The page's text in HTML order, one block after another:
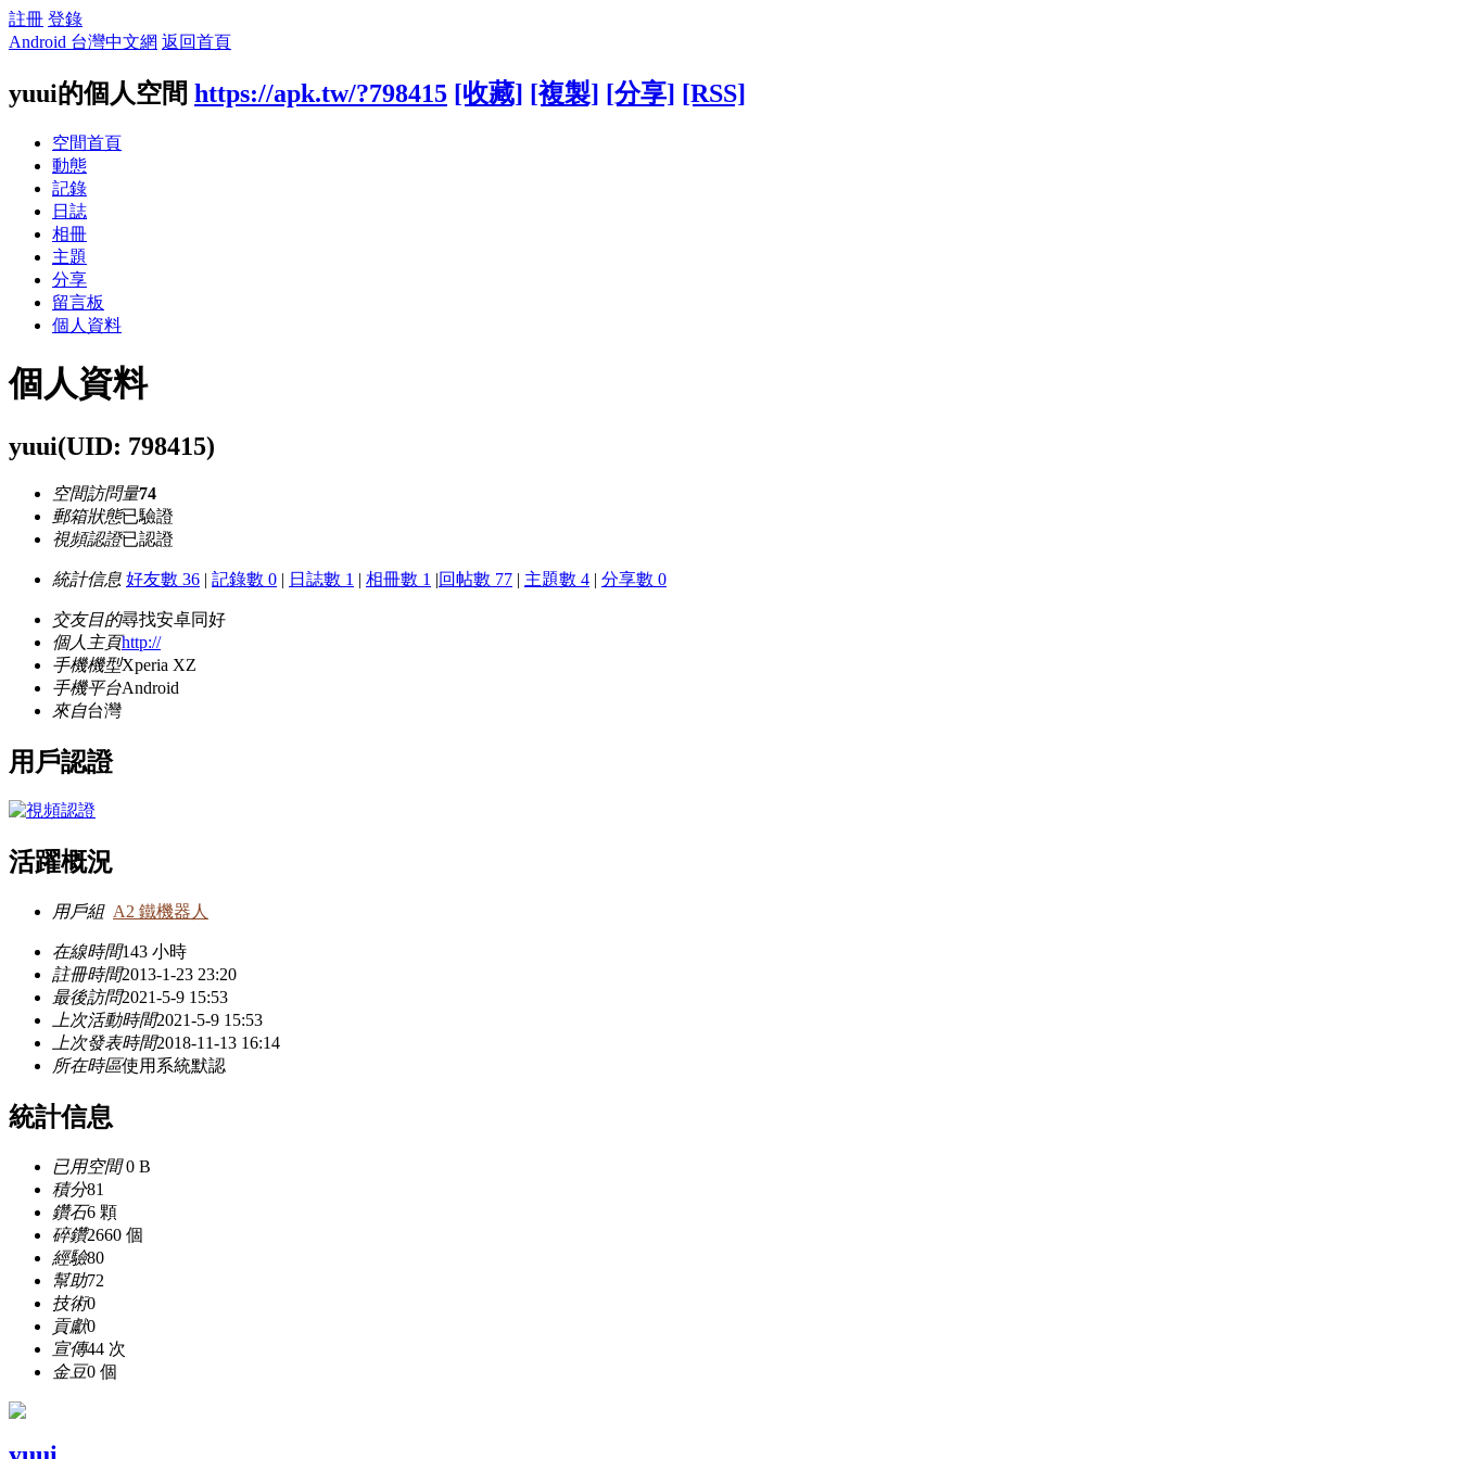
註冊 登錄
Android 台灣中文網 返回首頁
yuui的個人空間 https://apk.tw/?798415 [收藏] [複製] [分享] [RSS]
空間首頁
動態
記錄
日誌
相冊
主題
分享
留言板
個人資料
個人資料
yuui(UID: 798415)
空間訪問量74
郵箱狀態已驗證
視頻認證已認證
統計信息 好友數 36 | 記錄數 0 | 日誌數 1 | 相冊數 1 |回帖數 77 | 主題數 4 | 分享數 0
交友目的尋找安卓同好
個人主頁http://
手機機型Xperia XZ
手機平台Android
來自台灣
用戶認證
活躍概況
用戶組 A2 鐵機器人
在線時間143 小時
註冊時間2013-1-23 23:20
最後訪問2021-5-9 15:53
上次活動時間2021-5-9 15:53
上次發表時間2018-11-13 16:14
所在時區使用系統默認
統計信息
已用空間0 B
積分81
鑽石6 顆
碎鑽2660 個
經驗80
幫助72
技術0
貢獻0
宣傳44 次
金豆0 個